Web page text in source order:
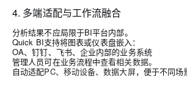
4. 多端适配与工作流融合
分析结果不应局限于BI平台内部。
Quick BI支持将图表或仪表盘嵌入：
OA、钉钉、飞书、企业内部的业务系统
管理人员可在业务流程中查看相关数据。
自动适配PC、移动设备、数据大屏，便于不同场